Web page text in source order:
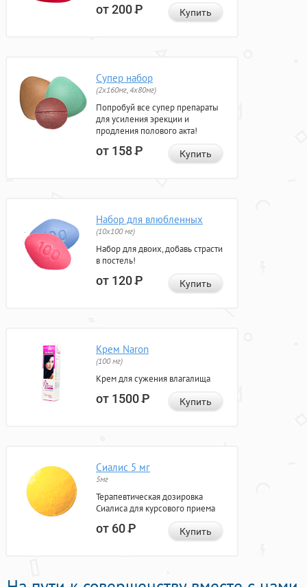
от 200Р Купить
Супер набор
(2х160мг, 4х80мг)
Попробуй все супер препараты
для усиления эрекции и
продления полового акта!
от 158Р Купить
Набор для влюбленных
(10х100 мг)
Набор для двоих, добавь страсти
в постель!
от 120Р Купить
Крем Naron
(100 мг)
Крем для сужения влагалища
от 1500Р Купить
Сиалис 5 мг
5мг
Терапевтическая дозировка
Сиалиса для курсового приема
от 60Р Купить